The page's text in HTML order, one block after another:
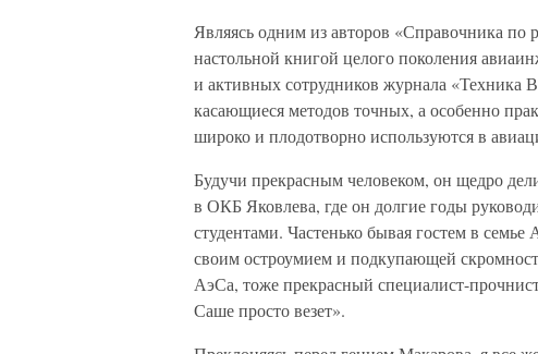
Являясь одним из авторов «Справочника по
настольной книгой целого поколения
и активных сотрудников журнала «Техника
касающиеся методов точных, а особенно
широко и плодотворно используются в
Будучи прекрасным человеком, он щедро
в ОКБ Яковлева, где он долгие годы
студентами. Частенько бывая гостем в
своим остроумием и подкупающей
АэСа, тоже прекрасный специалист-
Саше просто везет».